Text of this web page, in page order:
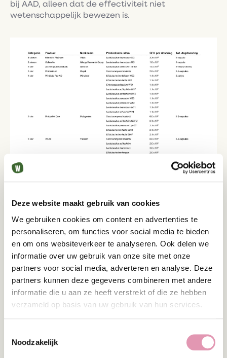
Deze website maakt gebruik van cookies
We gebruiken cookies om content en advertenties te
personaliseren, om functies voor social media te bieden
en om ons websiteverkeer te analyseren. Ook delen we
informatie over uw gebruik van onze site met onze
partners voor social media, adverteren en analyse. Deze
partners kunnen deze gegevens combineren met andere
informatie die u aan ze heeft verstrekt of die ze hebben
verzameld op basis van uw gebruik van hun services.
Noodzakelijk
bij AAD, alleen dat de effectiviteit niet
wetenschappelijk bewezen is.
HOE KAN PROBIOTICA HET BESTE
WORDEN INGEZET BIJ AAD?
Er is nog geen wetenschappelijke bewijs voor hoe
een behandeling met probiotica het beste kan
worden aangepakt. Op basis van de klinische
studies kan als vuistregel aangehouden worden
dat probiotica gedurende de hele periode van de
(2 uur na inname van het antibioticum) en tot 1 à 2
van de andere probiotica uit de gids. Ieder mens